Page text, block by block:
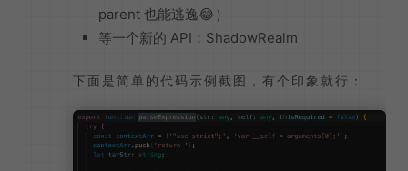
parent 也能逃逸😂）
等一个新的 API：ShadowRealm
下面是简单的代码示例截图，有个印象就行：